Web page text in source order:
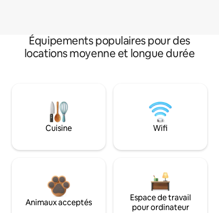
Équipements populaires pour des
locations moyenne et longue durée
Cuisine Wifi
Animaux acceptés
Espace de travail
pour ordinateur